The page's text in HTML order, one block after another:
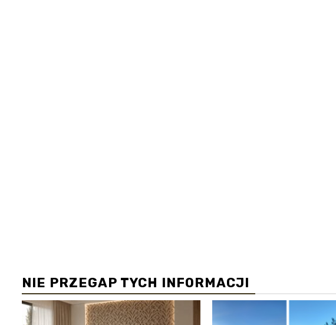
NIE PRZEGAP TYCH INFORMACJI